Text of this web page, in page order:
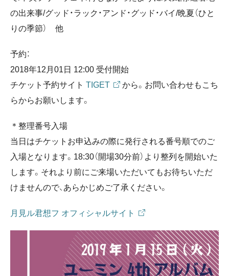
の出来事/グッド・ラック・アンド・グッド・バイ/晩夏（ひと
りの季節） 他
予約：
2018年12月01日 12:00 受付開始
チケット予約サイト TIGET
から。お問い合わせもこち
らからお願いします。
＊整理番号入場
当日はチケットお申込みの際に発行される番号順でのご
入場となります。18:30（開場30分前）より整列を開始いた
します。それより前にご来場いただいてもお待ちいただ
けませんので、あらかじめご了承ください。
月見ル君想フ オフィシャルサイト